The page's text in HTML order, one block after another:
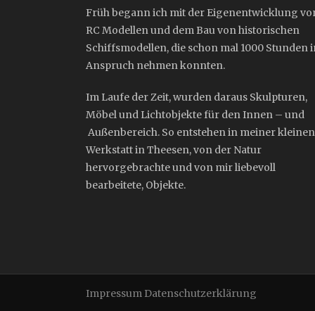
Früh begann ich mit der Eigenentwicklung
RC Modellen und dem Bau von historischen
Schiffsmodellen, die schon mal 1000 Stunden
Anspruch nehmen konnten.
Im Laufe der Zeit, wurden daraus Skulpturen,
Möbel und Lichtobjekte für den Innen – und
Außenbereich. So entstehen in meiner kleinen
Werkstatt in Theesen, von der Natur
hervorgebrachte und von mir liebevoll
bearbeitete, Objekte.
Impressum Datenschutzerklärung